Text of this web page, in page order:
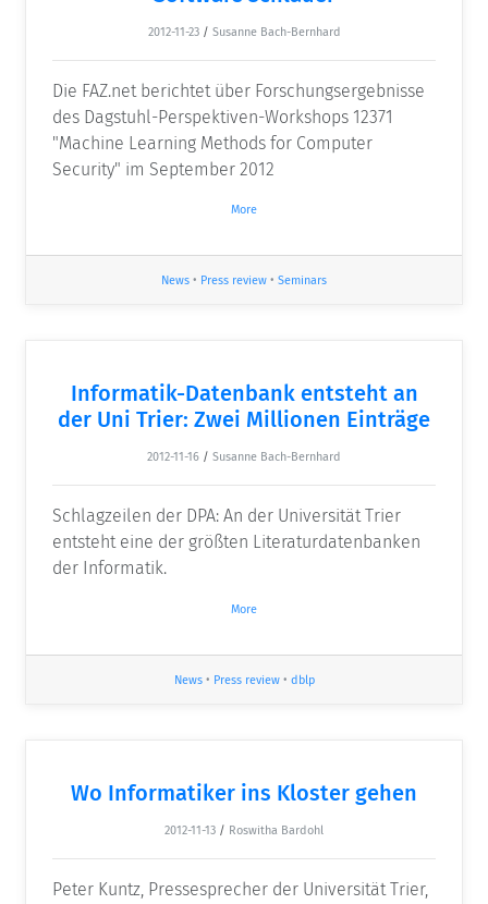
2012-11-23 / Susanne Bach-Bernhard
Die FAZ.net berichtet über Forschungsergebnisse
des Dagstuhl-Perspektiven-Workshops 12371
"Machine Learning Methods for Computer
Security" im September 2012
More
News • Press review • Seminars
Informatik-Datenbank entsteht an
der Uni Trier: Zwei Millionen Einträge
2012-11-16 / Susanne Bach-Bernhard
Schlagzeilen der DPA: An der Universität Trier
entsteht eine der größten Literaturdatenbanken
der Informatik.
More
News• Press review• dblp
Wo Informatiker ins Kloster gehen
2012-11-13 / Roswitha Bardohl
Peter Kuntz, Pressesprecher der Universität Trier,